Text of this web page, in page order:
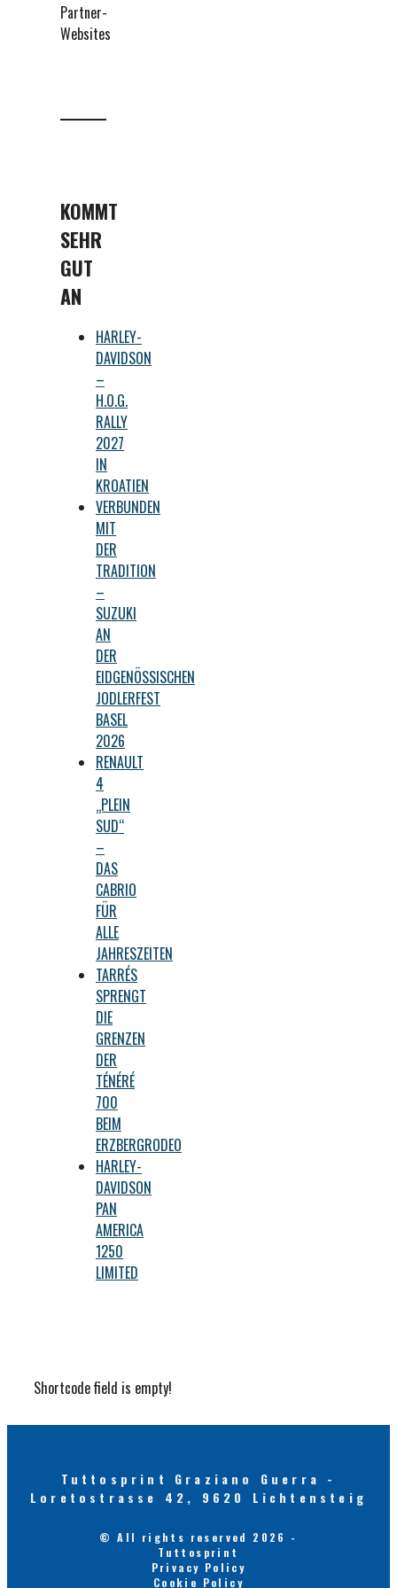
Partner-
Websites
KOMMT
SEHR
GUT
AN
HARLEY-
DAVIDSON
–
H.O.G.
RALLY
2027
IN
KROATIEN
VERBUNDEN
MIT
DER
TRADITION
–
SUZUKI
AN
DER
EIDGENÖSSISCHEN
JODLERFEST
BASEL
2026
RENAULT
4
„PLEIN
SUD“
–
DAS
CABRIO
FÜR
ALLE
JAHRESZEITEN
TARRÉS
SPRENGT
DIE
GRENZEN
DER
TÉNÉRÉ
700
BEIM
ERZBERGRODEO
HARLEY-
DAVIDSON
PAN
AMERICA
1250
LIMITED
Shortcode field is empty!
Tuttosprint Graziano Guerra -
Loretostrasse 42, 9620 Lichtensteig
© All rights reserved 2026 -
Tuttosprint
Privacy Policy
Cookie Policy